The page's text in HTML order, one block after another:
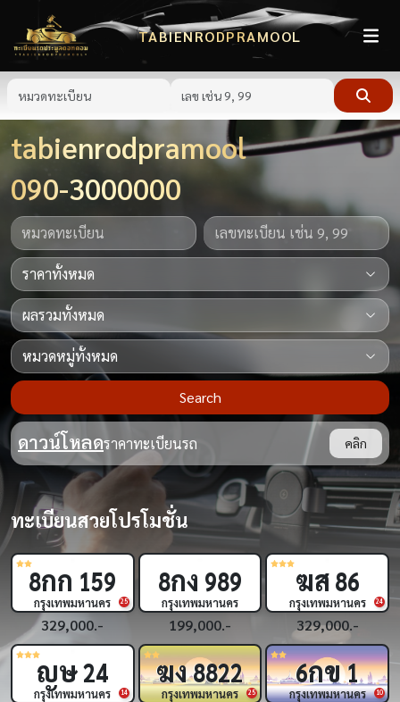
TABIENRODPRAMOOL
tabienrodpramool
090-3000000
Search
ดาวน์โหลดราคาทะเบียนรถ คลิก
ทะเบียนสวยโปรโมชั่น
25
8กก 159
กรุงเทพมหานคร
329,000.-
8กง 989
กรุงเทพมหานคร
199,000.-
24
ฆส86
กรุงเทพมหานคร
329,000.-
14
ญษ24
กรุงเทพมหานคร 25
ฆง8822
กรุงเทพมหานคร 10
6กข1
กรุงเทพมหานคร